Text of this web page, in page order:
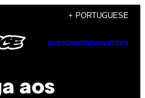
+ PORTUGUESE
SUBSCRIBENEWSLETTER
aos